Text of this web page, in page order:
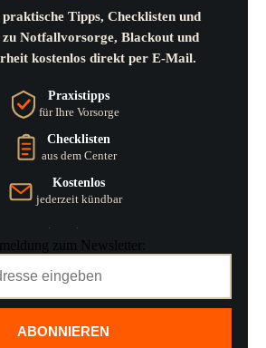
Tipps, Checklisten und
Notfallvorsorge, Blackout und
kostenlos direkt per E-Mail.
Praxistipps
für Ihre Vorsorge
Checklisten
aus dem Center
Kostenlos
jederzeit kündbar
zum Newsletter:
ABONNIEREN